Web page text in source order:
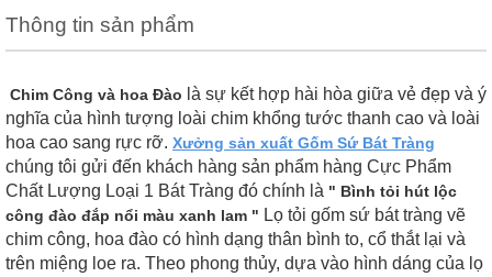
Thông tin sản phẩm
Chim Công và hoa Đào là sự kết hợp hài hòa giữa vẻ đẹp và ý
nghĩa của hình tượng loài chim khổng tước thanh cao và loài
hoa cao sang rực rỡ. Xưởng sản xuất Gốm Sứ Bát Tràng
chúng tôi gửi đến khách hàng sản phẩm hàng Cực Phẩm
Chất Lượng Loại 1 Bát Tràng đó chính là " Bình tỏi hút lộc
công đào đắp nổi màu xanh lam " Lọ tỏi gốm sứ bát tràng vẽ
chim công, hoa đào có hình dạng thân bình to, cổ thắt lại và
trên miệng loe ra. Theo phong thủy, dựa vào hình dáng của lọ